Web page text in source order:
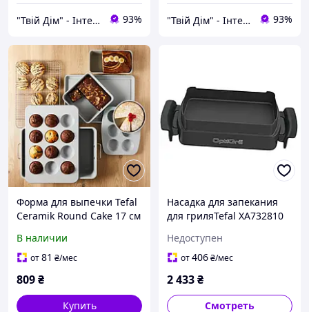
"Твій Дім" - Інтернет-гіпермаркет 93% "Твій Дім" - Інтернет-гіпермаркет 93%
Форма для выпечки Tefal
Ceramik Round Cake 17 см
В наличии
от81 ₴/мес
809₴
Купить
Насадка для запекания
для гриляTefal XA732810
Недоступен
от406₴/мес
2 433₴
Смотреть